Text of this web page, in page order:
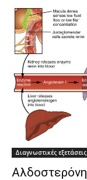
Διαγνωστικές εξετάσεις
Αλδοστερόνη